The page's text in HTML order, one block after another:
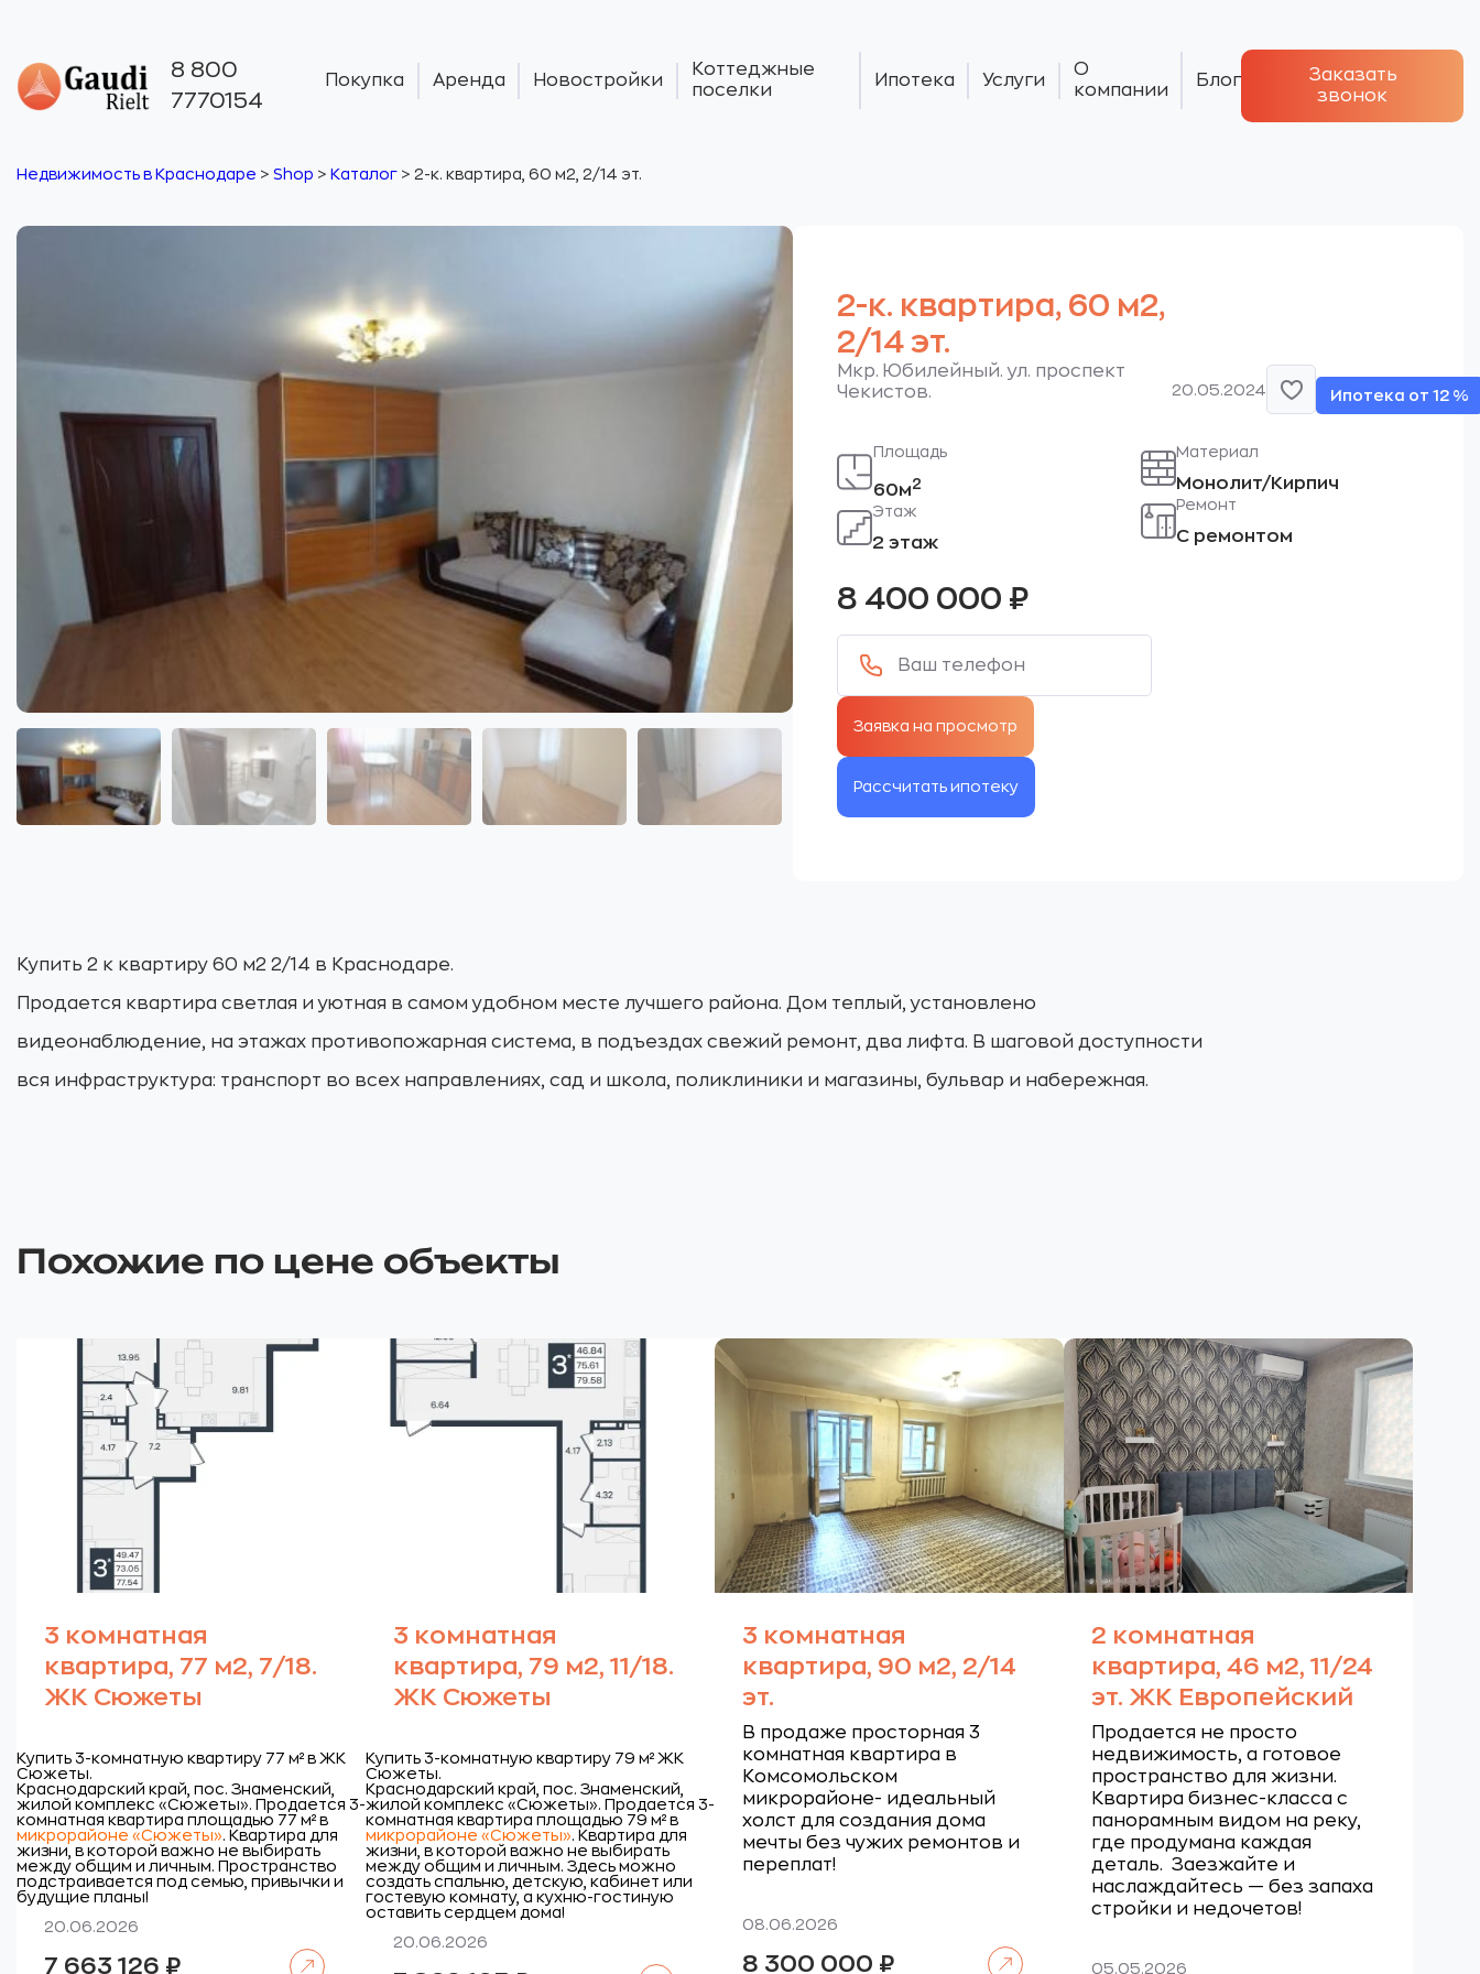
8 800
7770154
Покупка Аренда Новостройки
Коттеджные
поселки
Ипотека Услуги
О
компании
Блог
Заказать
звонок
Недвижимость в Краснодаре > Shop > Каталог > 2-к. квартира, 60 м2, 2/14 эт.
2-к. квартира, 60 м2,
2/14 эт.
Мкр. Юбилейный. ул. проспект
Чекистов.
20.05.2024 Ипотека от 12 %
Площадь
60м2
Этаж
2 этаж
Материал
Монолит/Кирпич
Ремонт
С ремонтом
8 400 000 ₽
Рассчитать ипотеку
Купить 2 к квартиру 60 м2 2/14 в Краснодаре.
Продается квартира светлая и уютная в самом удобном месте лучшего района. Дом теплый, установлено
видеонаблюдение, на этажах противопожарная система, в подъездах свежий ремонт, два лифта. В шаговой доступности
вся инфраструктура: транспорт во всех направлениях, сад и школа, поликлиники и магазины, бульвар и набережная.
Похожие по цене объекты
3 комнатная
квартира, 77 м2, 7/18.
ЖК Сюжеты
Купить 3-комнатную квартиру 77 м² в ЖК
Сюжеты.
Краснодарский край, пос. Знаменский,
жилой комплекс «Сюжеты». Продается 3-
комнатная квартира площадью 77 м² в
микрорайоне «Сюжеты». Квартира для
жизни, в которой важно не выбирать
между общим и личным. Пространство
подстраивается под семью, привычки и
будущие планы!
20.06.2026
7 663 126 ₽
3 комнатная
квартира, 79 м2, 11/18.
ЖК Сюжеты
Купить 3-комнатную квартиру 79 м² ЖК
Сюжеты.
Краснодарский край, пос. Знаменский,
жилой комплекс «Сюжеты». Продается 3-
комнатная квартира площадью 79 м² в
микрорайоне «Сюжеты». Квартира для
жизни, в которой важно не выбирать
между общим и личным. Здесь можно
создать спальню, детскую, кабинет или
гостевую комнату, а кухню-гостиную
оставить сердцем дома!
20.06.2026
3 комнатная
квартира, 90 м2, 2/14
эт.
В продаже просторная 3
комнатная квартира в
Комсомольском
микрорайоне- идеальный
холст для создания дома
мечты без чужих ремонтов и
переплат!
08.06.2026
8 300 000 ₽
2 комнатная
квартира, 46 м2, 11/24
эт. ЖК Европейский
Продается не просто
недвижимость, а готовое
пространство для жизни.
Квартира бизнес-класса с
панорамным видом на реку,
где продумана каждая
деталь. Заезжайте и
наслаждайтесь — без запаха
стройки и недочетов!
05.05.2026